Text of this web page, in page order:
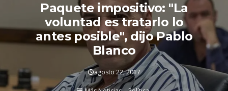
Paquete impositivo: "La
voluntad es tratarlo lo
antes posible", dijo Pablo
Blanco
agosto 22, 2017